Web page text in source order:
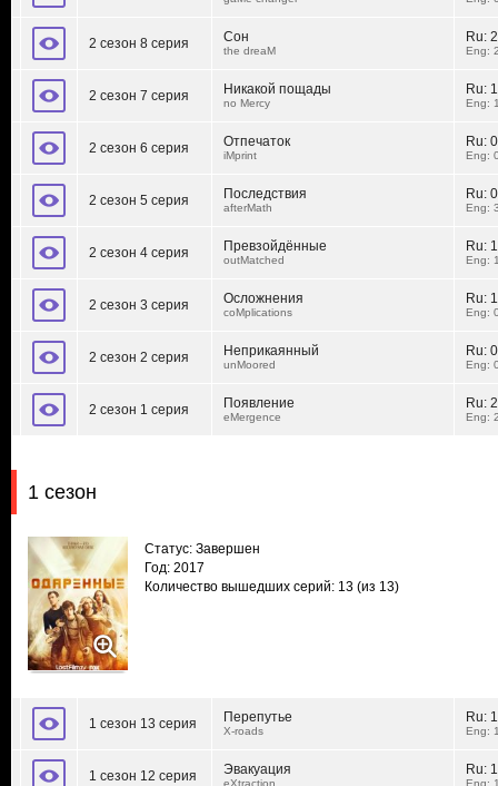
2 сезон 8 серия Сон
the dreaM
Ru:
Eng:
2 сезон 7 серия Никакой пощады
no Mercy
Ru:
Eng:
2 сезон 6 серия Отпечаток
iMprint
Ru:
Eng:
2 сезон 5 серия Последствия
afterMath
Ru:
Eng:
2 сезон 4 серия Превзойдённые
outMatched
Ru:
Eng:
2 сезон 3 серия Осложнения
coMplications
Ru:
Eng:
2 сезон 2 серия Неприкаянный
unMoored
Ru:
Eng:
2 сезон 1 серия Появление
eMergence
Ru:
Eng:
1 сезон
Статус: Завершен
Год: 2017
Количество вышедших серий: 13 (из 13)
1 сезон 13 серия Перепутье
X-roads
Ru:
Eng:
1 сезон 12 серия Эвакуация Ru: